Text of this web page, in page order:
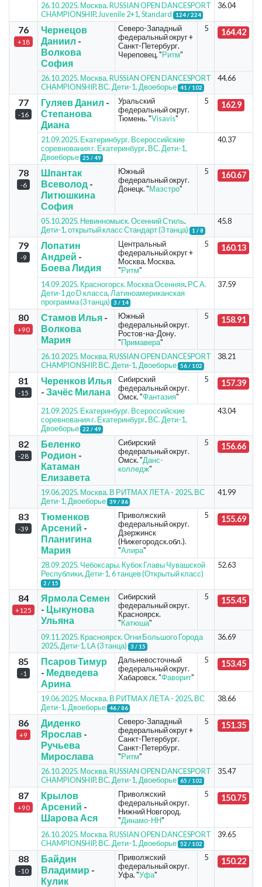
26.10.2025. Москва. RUSSIAN OPEN DANCESPORT
CHAMPIONSHIP. Juvenile 2+1, Standard 124 / 224
36.04
76
+18
Чернецов
Даниил -
Волкова
София
Северо-Западный
федеральный округ +
Санкт-Петербург.
Череповец. "Ритм"
5 164.42
26.10.2025. Москва. RUSSIAN OPEN DANCESPORT
CHAMPIONSHIP. ВС. Дети-1, Двоеборье 41 / 102
44.66
77
-16
Гуляев Данил -
Степанова
Диана
Уральский
федеральный округ.
Тюмень. "Visavis"
5 162.9
21.09.2025. Екатеринбург. Всероссийские
соревнования г. Екатеринбург. ВС. Дети-1,
Двоеборье 25 / 49
40.37
78
-6
Шпантак
Всеволод-
Литюшкина
София
Южный
федеральный округ.
Донецк. "Маэстро"
5 160.67
05.10.2025. Невинномыск. Осенний Стиль.
Дети-1, открытый класс Стандарт (3 танца)
1 / 8
45.8
79
-9
Лопатин
Андрей -
Боева Лидия
Центральный
федеральный округ +
Москва. Москва.
"Ритм"
5 160.13
14.09.2025. Красногорск. Москва Осенняя. РС А.
Дети-1 до D класса, Латиноамериканская
программа (3 танца)
3 / 14
37.59
80
+90
Стамов Илья-
Волкова
Мария
Южный
федеральный округ.
Ростов-на-Дону.
"Примавера"
5 158.91
26.10.2025. Москва. RUSSIAN OPEN DANCESPORT
CHAMPIONSHIP. ВС. Дети-1, Двоеборье 56 / 102
38.21
81
-15
Черенков Илья
- Зачёс Милана
Сибирский
федеральный округ.
Омск. "Фантазия"
5 157.39
21.09.2025. Екатеринбург. Всероссийские
соревнования г. Екатеринбург. ВС. Дети-1,
Двоеборье 22 / 49
43.04
82
-28
Беленко
Родион -
Катаман
Елизавета
Сибирский
федеральный округ.
Омск. "Данс-
колледж"
5 156.66
19.06.2025. Москва. В РИТМАХ ЛЕТА - 2025. ВС
Дети-1, Двоеборье 39 / 86
41.99
83
-39
Тюменков
Арсений -
Планигина
Мария
Приволжский
федеральный округ.
Дзержинск
(Нижегородск.обл.).
"Алира"
5 155.69
28.09.2025. Чебоксары. Кубок Главы Чувашской
Республики. Дети-1, 6 танцев (Открытый класс)
2 / 15
52.63
84
+125
Ярмола Семен
- Цыкунова
Ульяна
Сибирский
федеральный округ.
Красноярск.
"Катюша"
5 155.45
09.11.2025. Красноярск. Огни Большого Города
2025. Дети-1, LA (3 танца) 3 / 15
36.69
85
-1
Псаров Тимур
- Медведева
Арина
Дальневосточный
федеральный округ.
Хабаровск. "Фаворит"
5 153.45
19.06.2025. Москва. В РИТМАХ ЛЕТА - 2025. ВС
Дети-1, Двоеборье 46 / 86
38.66
86
+9
Диденко
Ярослав-
Ручьева
Мирослава
Северо-Западный
федеральный округ +
Санкт-Петербург.
Санкт-Петербург.
"Ритм"
5 151.35
26.10.2025. Москва. RUSSIAN OPEN DANCESPORT
CHAMPIONSHIP. ВС. Дети-1, Двоеборье 65 / 102
35.47
87
+90
Крылов
Арсений -
Шарова Ася
Приволжский
федеральный округ.
Нижний Новгород.
"Динамо-НН"
5 150.75
26.10.2025. Москва. RUSSIAN OPEN DANCESPORT
CHAMPIONSHIP. ВС. Дети-1, Двоеборье 52 / 102
39.65
88
-10
Байдин
Владимир -
Кулик
Приволжский
федеральный округ.
Уфа. "Уфа"
5 150.22